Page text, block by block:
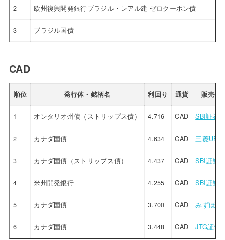
2 欧州復興開発銀行ブラジル・レアル建 ゼロクーポン債
3 ブラジル国債
CAD
順位 発行体・銘柄名 利回り 通貨 販売会
1 オンタリオ州債（ストリップス債） 4.716 CAD SBI証券
2 カナダ国債 4.634 CAD 三菱UFJ
3 カナダ国債（ストリップス債） 4.437 CAD SBI証券
4 米州開発銀行 4.255 CAD SBI証券
5 カナダ国債 3.700 CAD みずほ証
6 カナダ国債 3.448 CAD JTG証券